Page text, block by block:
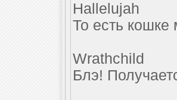
Hallelujah
То есть кошке
Wrathchild
Блэ!